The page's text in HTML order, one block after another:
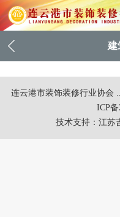
建
连云港市装饰装修行业协会
ICP备
技术支持： 江苏